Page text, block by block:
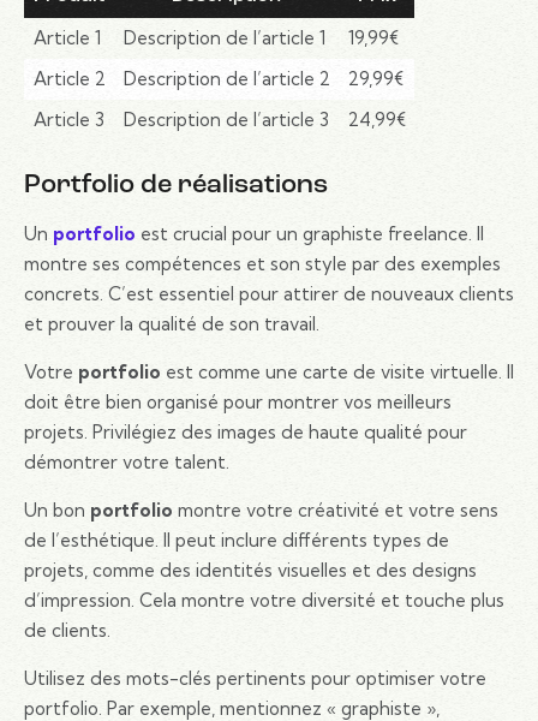
Article 1 Description de l’article 1
19,99€
Article 2
Description de l’article 2
29,99€
Article 3
Description de l’article 3 24,99€
Portfolio de réalisations
Un portfolio est crucial pour un graphiste freelance. Il
montre ses compétences et son style par des exemples
concrets. C’est essentiel pour attirer de nouveaux clients
et prouver la qualité de son travail.
Votre portfolio est comme une carte de visite virtuelle. Il
doit être bien organisé pour montrer vos meilleurs
projets. Privilégiez des images de haute qualité pour
démontrer votre talent.
Un bon portfolio montre votre créativité et votre sens
de l’esthétique. Il peut inclure différents types de
projets, comme des identités visuelles et des designs
d’impression. Cela montre votre diversité et touche plus
de clients.
Utilisez des mots-clés pertinents pour optimiser votre
portfolio. Par exemple, mentionnez « graphiste »,